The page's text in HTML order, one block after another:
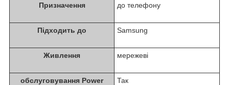
Призначення до телефону
Підходить до Samsung
Живлення мережеві
обслуговування Power
Так